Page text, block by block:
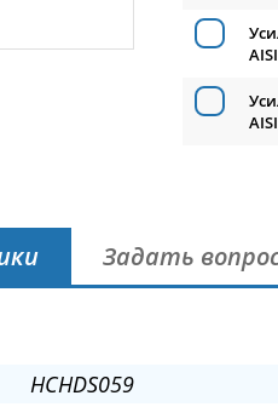
Задать
HCHDS059